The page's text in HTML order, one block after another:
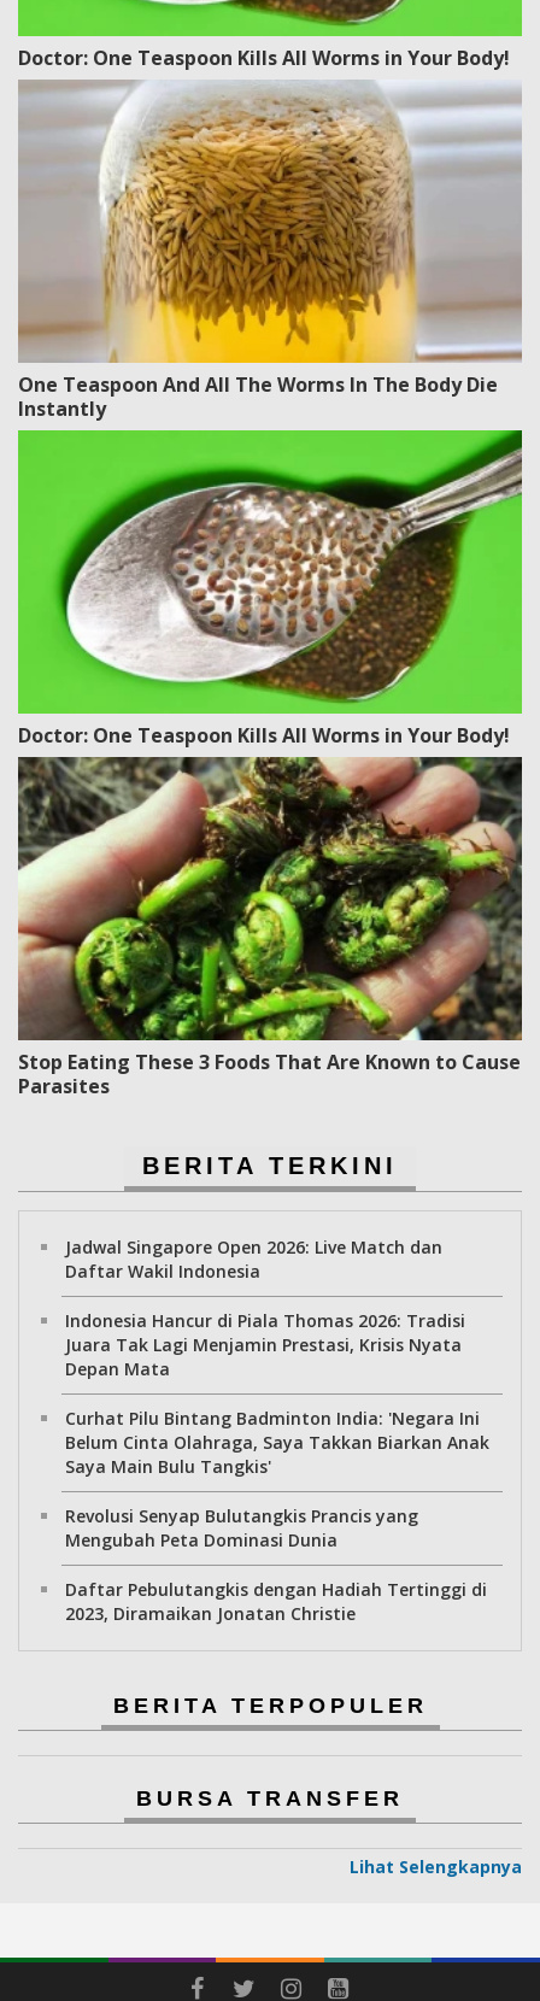
Doctor: One Teaspoon Kills All Worms in Your Body!
One Teaspoon And All The Worms In The Body Die
Instantly
Doctor: One Teaspoon Kills All Worms in Your Body!
Stop Eating These 3 Foods That Are Known to Cause
Parasites
BERITA TERKINI
Jadwal Singapore Open 2026: Live Match dan
Daftar Wakil Indonesia
Indonesia Hancur di Piala Thomas 2026: Tradisi
Juara Tak Lagi Menjamin Prestasi, Krisis Nyata
Depan Mata
Curhat Pilu Bintang Badminton India: 'Negara Ini
Belum Cinta Olahraga, Saya Takkan Biarkan Anak
Saya Main Bulu Tangkis'
Revolusi Senyap Bulutangkis Prancis yang
Mengubah Peta Dominasi Dunia
Daftar Pebulutangkis dengan Hadiah Tertinggi di
2023, Diramaikan Jonatan Christie
BERITA TERPOPULER
BURSA TRANSFER
Lihat Selengkapnya